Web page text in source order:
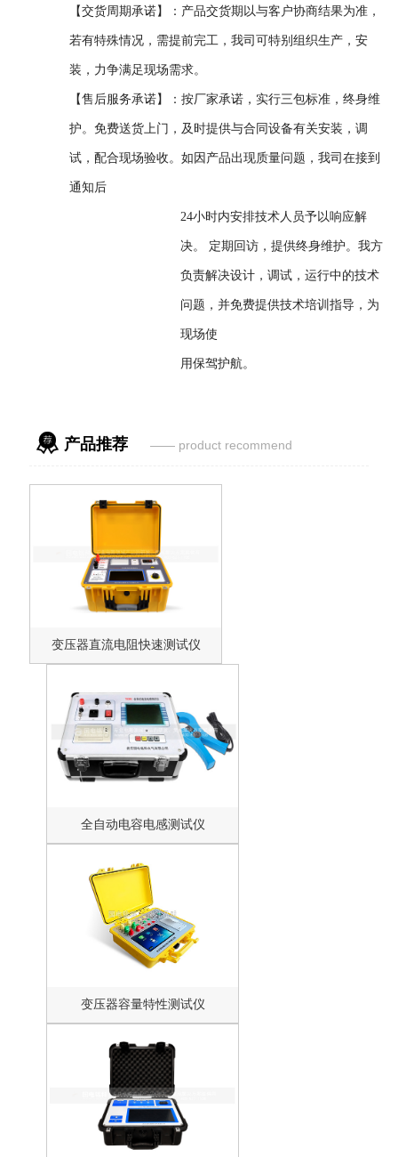
【交货周期承诺】：产品交货期以与客户协商结果为准，
若有特殊情况，需提前完工，我司可特别组织生产，安
装，力争满足现场需求。
【售后服务承诺】：按厂家承诺，实行三包标准，终身维
护。免费送货上门，及时提供与合同设备有关安装，调
试，配合现场验收。如因产品出现质量问题，我司在接到
通知后
24小时内安排技术人员予以响应解
决。 定期回访，提供终身维护。我方
负责解决设计，调试，运行中的技术
问题，并免费提供技术培训指导，为
现场使
用保驾护航。
 产品推荐 —— product recommend
变压器直流电阻快速测试仪
全自动电容电感测试仪
变压器容量特性测试仪